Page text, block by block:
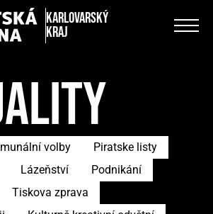
Karlovarský
kraj
volby
Piratske listy
Lázeňství
Podnikání
Tiskova zprava